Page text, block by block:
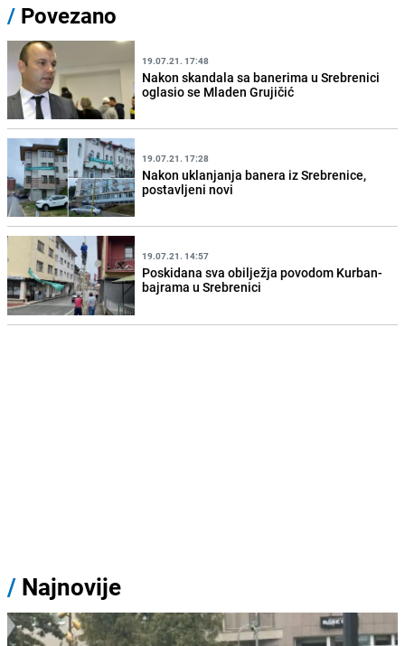
/ Povezano
19.07.21. 17:48
Nakon skandala sa banerima u Srebrenici
oglasio se Mladen Grujičić
19.07.21. 17:28
Nakon uklanjanja banera iz Srebrenice,
postavljeni novi
19.07.21. 14:57
Poskidana sva obilježja povodom Kurban-
bajrama u Srebrenici
/ Najnovije